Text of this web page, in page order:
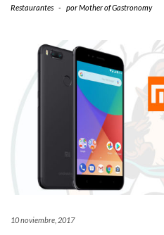
Restaurantes - porMother of Gastronomy
10 noviembre, 2017